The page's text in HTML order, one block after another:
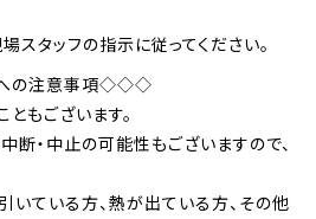
スタッフの指示に従ってください。
の注意事項◇◇◇
もございます。
断・中止の可能性もございますので、
いている方、熱が出ている方、その他